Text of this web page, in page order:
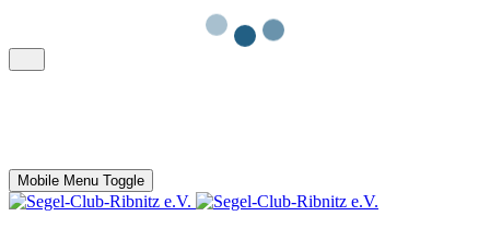
Mobile Menu Toggle